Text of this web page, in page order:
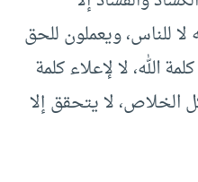
للناس، ويعملون للحق
الله، لا لإعلاء كلمة
الخلاص، لا يتحقق إلا